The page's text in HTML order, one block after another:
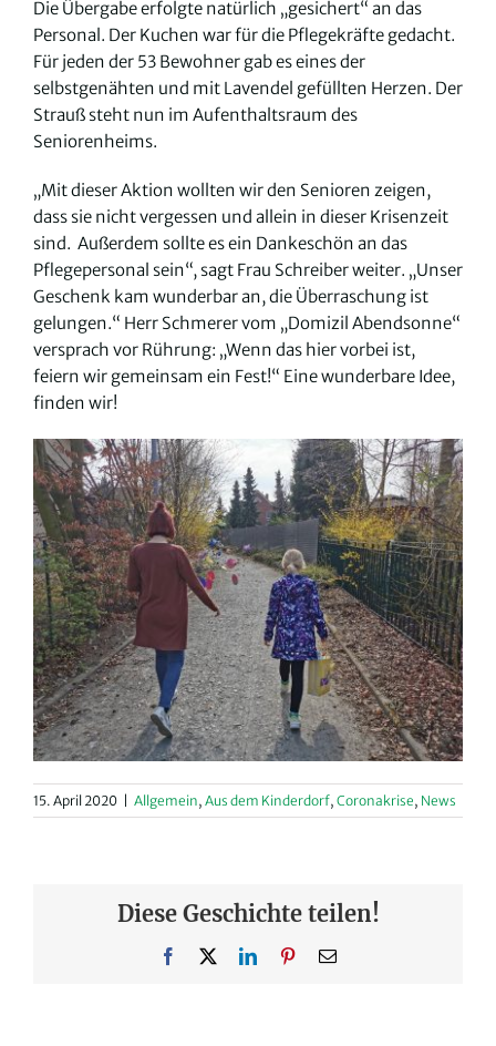
Die Übergabe erfolgte natürlich „gesichert“ an das
Personal. Der Kuchen war für die Pflegekräfte gedacht.
Für jeden der 53 Bewohner gab es eines der
selbstgenähten und mit Lavendel gefüllten Herzen. Der
Strauß steht nun im Aufenthaltsraum des
Seniorenheims.
„Mit dieser Aktion wollten wir den Senioren zeigen,
dass sie nicht vergessen und allein in dieser Krisenzeit
sind. Außerdem sollte es ein Dankeschön an das
Pflegepersonal sein“, sagt Frau Schreiber weiter. „Unser
Geschenk kam wunderbar an, die Überraschung ist
gelungen.“ Herr Schmerer vom „Domizil Abendsonne“
versprach vor Rührung: „Wenn das hier vorbei ist,
feiern wir gemeinsam ein Fest!“ Eine wunderbare Idee,
finden wir!
15. April 2020 | Allgemein, Aus dem Kinderdorf, Coronakrise, News
Diese Geschichte teilen!
Facebook LinkedInPinterest
E-